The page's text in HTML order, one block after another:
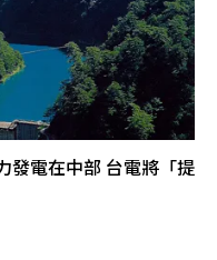
發電在中部 台電將「提